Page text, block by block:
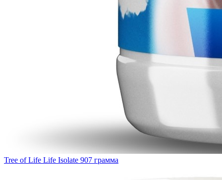
Tree of Life Life Isolate 907 грамма